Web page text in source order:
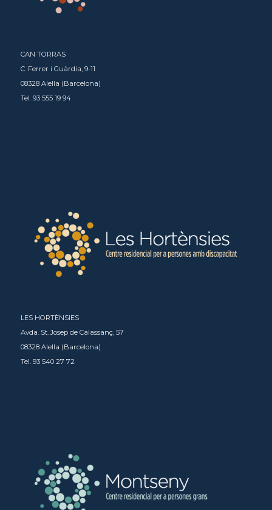
CAN TORRAS
C. Ferrer i Guàrdia, 9-11
08328 Alella (Barcelona)
Tel. 93 555 19 94
LES HORTÈNSIES
Avda. St. Josep de Calassanç, 57
08328 Alella (Barcelona)
Tel. 93 540 27 72